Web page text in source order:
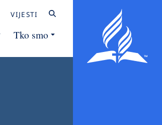
VIJESTI
Tko smo